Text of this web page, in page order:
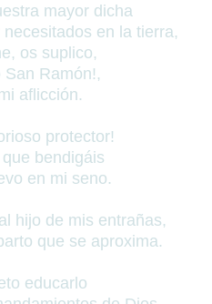
mayor dicha
en la tierra,
os suplico,
San Ramón!,
aflicción.
protector!
bendigáis
en mi seno.
hijo de mis entrañas,
que se aproxima.
educarlo